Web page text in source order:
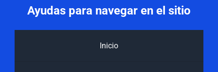
Ayudas para navegar en el sitio
Inicio